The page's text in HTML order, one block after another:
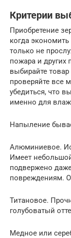
Критерии
Приобретение
когда
только не
пожара и других
выбирайте
проверяйте все
убедиться, что
именно для
Напыление
Алюминиевое.
Имеет
подвержено
повреждениям.
Титановое.
голубоватый
Медное или